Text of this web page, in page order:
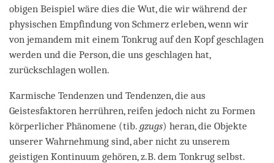
obigen Beispiel wäre dies die Wut, die wir während der
physischen Empfindung von Schmerz erleben, wenn wir
von jemandem mit einem Tonkrug auf den Kopf geschlagen
werden und die Person, die uns geschlagen hat,
zurückschlagen wollen.
Karmische Tendenzen und Tendenzen, die aus
Geistesfaktoren herrühren, reifen jedoch nicht zu Formen
körperlicher Phänomene (tib. gzugs) heran, die Objekte
unserer Wahrnehmung sind, aber nicht zu unserem
geistigen Kontinuum gehören, z.B. dem Tonkrug selbst.